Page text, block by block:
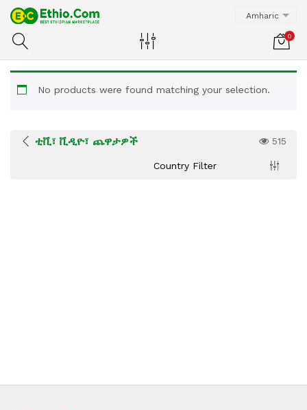
Amharic
0
No products were found matching your selection.
ቲቪ፣ ቪዲዮ፣ ጨዋታዎች 515
Country Filter